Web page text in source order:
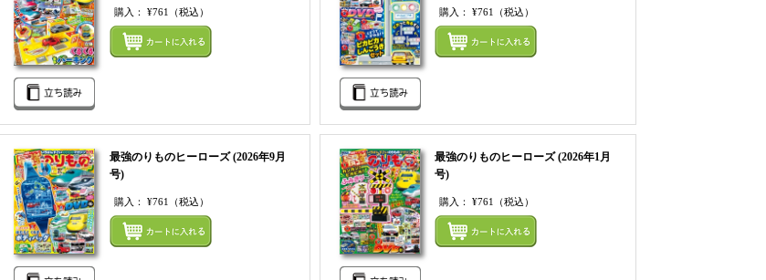
まとめてカートにいれる
購入： ¥761 （税込）
まとめてカートにいれる
購入：¥761 （税込）
まとめてカートにいれる
最強のりものヒーローズ (2026年9月
号)
購入： ¥761 （税込）
まとめてカートにいれる
最強のりものヒーローズ (2026年1月
号)
購入：¥761 （税込）